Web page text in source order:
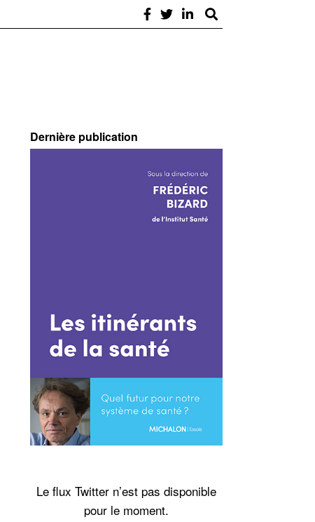
Dernière publication
Le flux Twitter n’est pas disponible
pour le moment.